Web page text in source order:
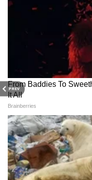
PREV
Related Articles
Garden Mini Pond:
कमळ-वॉटर लिली, हे सोपे